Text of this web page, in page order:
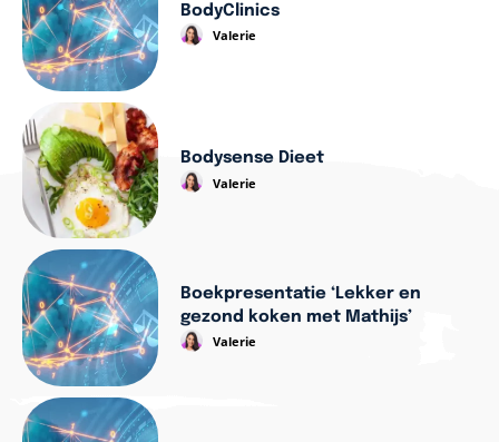
BodyClinics
Valerie
Bodysense Dieet
Valerie
Boekpresentatie ‘Lekker en
gezond koken met Mathijs’
Valerie